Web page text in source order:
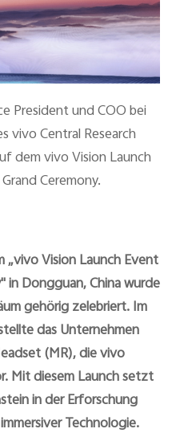
President und COO bei
vivo Central Research
dem vivo Vision Launch
Ceremony.
Vision Launch Event
in Dongguan, China wurde
gehörig zelebriert. Im
das Unternehmen
(MR), die vivo
Mit diesem Launch setzt
in der Erforschung
Technologie.